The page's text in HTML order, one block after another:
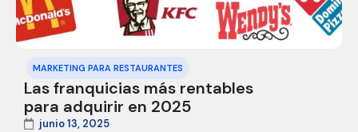
MARKETING PARA RESTAURANTES
Las franquicias más rentables
para adquirir en 2025
junio 13, 2025